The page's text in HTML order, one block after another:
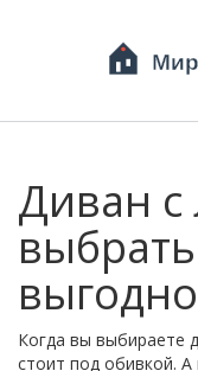
Диван с
выгодно
Когда вы выбираете
стоит под обивкой.